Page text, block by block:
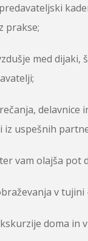
prakse;
med dijaki,
delavnice
iz uspešnih
vam olajša pot
v tujini
doma in